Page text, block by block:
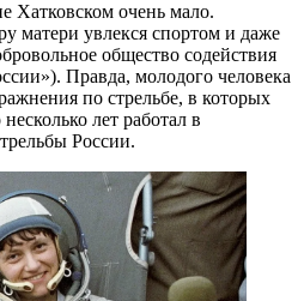
Хатковском очень мало.
матери увлекся спортом и даже
общество содействия
Правда, молодого человека
по стрельбе, в которых
лет работал в
России.